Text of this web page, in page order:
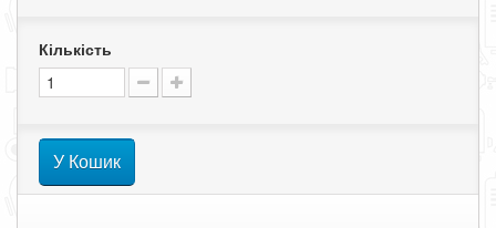
Кількість
У Кошик